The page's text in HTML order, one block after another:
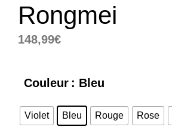
Rongmei
148,99€
Couleur : Bleu
Violet Bleu Rouge Rose